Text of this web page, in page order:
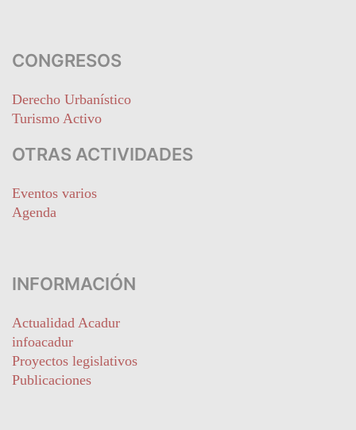
CONGRESOS
Derecho Urbanístico
Turismo Activo
OTRAS ACTIVIDADES
Eventos varios
Agenda
INFORMACIÓN
Actualidad Acadur
infoacadur
Proyectos legislativos
Publicaciones